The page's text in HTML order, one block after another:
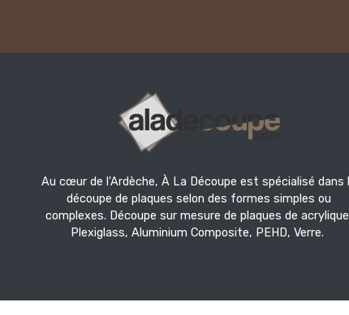
Au cœur de l'Ardèche, À La Découpe est spécialisé dans
découpe de plaques selon des formes simples ou
complexes. Découpe sur mesure de plaques de
Plexiglass, Aluminium Composite, PEHD, Verre.